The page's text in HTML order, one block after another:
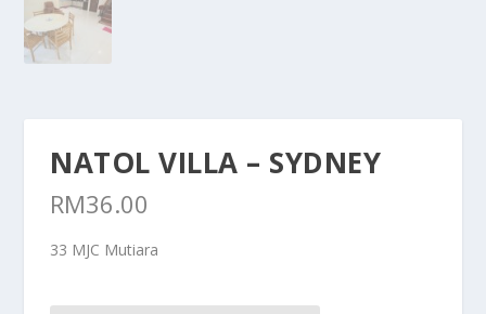
NATOL VILLA – SYDNEY
RM36.00
33 MJC Mutiara